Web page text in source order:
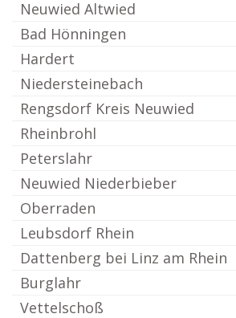
Neuwied Altwied
Bad Hönningen
Hardert
Niedersteinebach
Rengsdorf Kreis Neuwied
Rheinbrohl
Peterslahr
Neuwied Niederbieber
Oberraden
Leubsdorf Rhein
Dattenberg bei Linz am Rhein
Burglahr
Vettelschoß